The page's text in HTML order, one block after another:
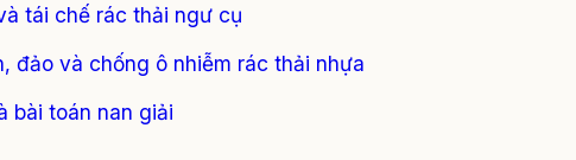
tái chế rác thải ngư cụ
đảo và chống ô nhiễm rác thải nhựa
bài toán nan giải